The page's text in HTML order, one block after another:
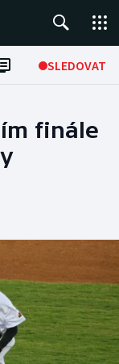
SLEDOVAT
finále